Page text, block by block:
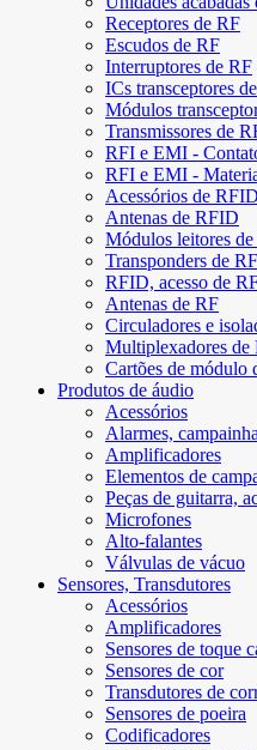
Receptores de RF
Escudos de RF
Interruptores de RF
ICs transceptores
Módulos
Transmissores de
RFI e EMI -
RFI e EMI -
Acessórios de RFID
Antenas de RFID
Módulos leitores
Transponders de
RFID, acesso de
Antenas de RF
Circuladores e
Multiplexadores de
Cartões de módulo
Produtos de áudio
Acessórios
Alarmes,
Amplificadores
Elementos de
Peças de guitarra,
Microfones
Alto-falantes
Válvulas de vácuo
Sensores, Transdutores
Acessórios
Amplificadores
Sensores de toque
Sensores de cor
Transdutores de
Sensores de poeira
Codificadores